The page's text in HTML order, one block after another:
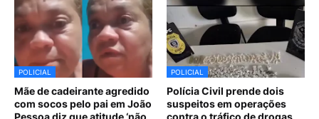
POLICIAL
Mãe de cadeirante agredido
com socos pelo pai em João
Pessoa diz que atitude ‘não
POLICIAL
Polícia Civil prende dois
suspeitos em operações
contra o tráfico de drogas